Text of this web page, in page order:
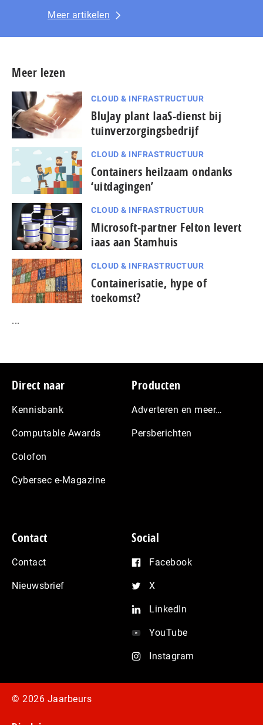
Meer artikelen
Meer lezen
CLOUD & INFRASTRUCTUUR
BluJay plant IaaS-dienst bij
tuinverzorgingsbedrijf
CLOUD & INFRASTRUCTUUR
Containers heilzaam ondanks
‘uitdagingen’
CLOUD & INFRASTRUCTUUR
Microsoft-partner Felton levert
iaas aan Stamhuis
CLOUD & INFRASTRUCTUUR
Containerisatie, hype of
toekomst?
...
Footer
Direct naar
Kennisbank
Computable Awards
Colofon
Cybersec e-Magazine
Producten
Adverteren en meer…
Persberichten
Contact
Contact
Nieuwsbrief
Social
Facebook
X
LinkedIn
YouTube
Instagram
© 2026 Jaarbeurs